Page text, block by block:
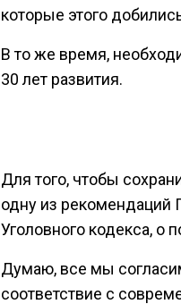
которые этого
В то же время,
30 лет развития.
Для того, чтобы
одну из рекомендаций
Уголовного кодекса, o
Думаю, все мы
соответствие с